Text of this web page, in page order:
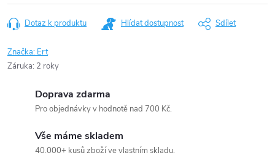
Dotaz k produktu Hlídat dostupnost Sdílet
Značka: Ert
Záruka: 2 roky
Doprava zdarma
Pro objednávky v hodnotě nad 700 Kč.
Vše máme skladem
40.000+ kusů zboží ve vlastním skladu.